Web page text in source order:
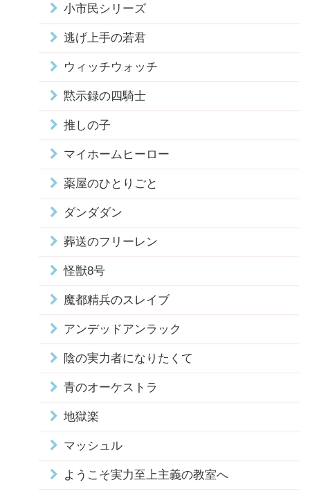
小市民シリーズ
逃げ上手の若君
ウィッチウォッチ
黙示録の四騎士
推しの子
マイホームヒーロー
薬屋のひとりごと
ダンダダン
葬送のフリーレン
怪獣8号
魔都精兵のスレイブ
アンデッドアンラック
陰の実力者になりたくて
青のオーケストラ
地獄楽
マッシュル
ようこそ実力至上主義の教室へ